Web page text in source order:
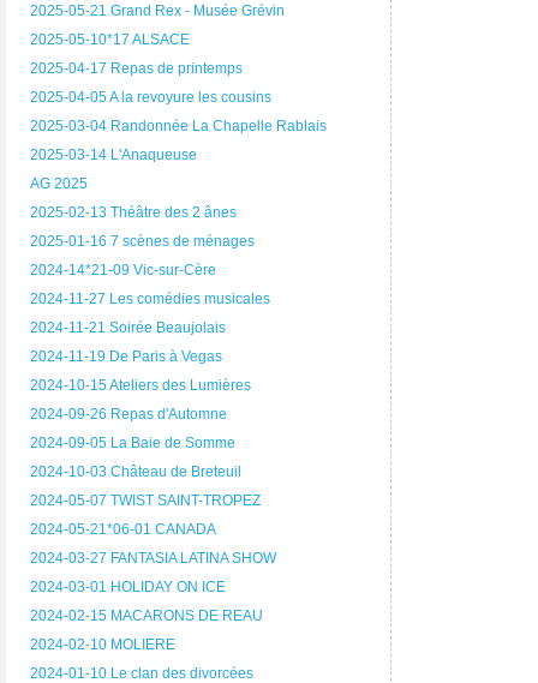
2025-05-21 Grand Rex - Musée Grévin
2025-05-10*17 ALSACE
2025-04-17 Repas de printemps
2025-04-05 A la revoyure les cousins
2025-03-04 Randonnée La Chapelle Rablais
2025-03-14 L'Anaqueuse
AG 2025
2025-02-13 Théâtre des 2 ânes
2025-01-16 7 scènes de ménages
2024-14*21-09 Vic-sur-Cère
2024-11-27 Les comédies musicales
2024-11-21 Soirée Beaujolais
2024-11-19 De Paris à Vegas
2024-10-15 Ateliers des Lumières
2024-09-26 Repas d'Automne
2024-09-05 La Baie de Somme
2024-10-03 Château de Breteuil
2024-05-07 TWIST SAINT-TROPEZ
2024-05-21*06-01 CANADA
2024-03-27 FANTASIA LATINA SHOW
2024-03-01 HOLIDAY ON ICE
2024-02-15 MACARONS DE REAU
2024-02-10 MOLIERE
2024-01-10 Le clan des divorcées